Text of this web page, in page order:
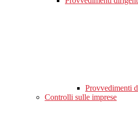
Provvedimenti
Controlli sulle imprese